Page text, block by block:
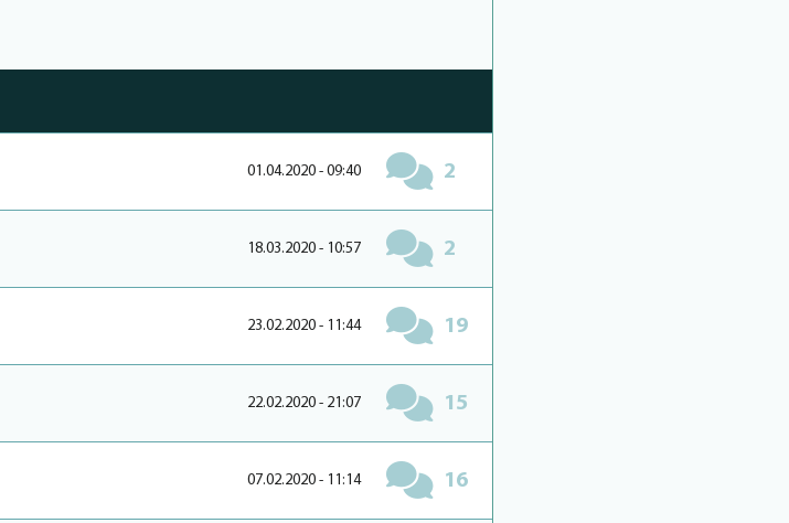
01.04.2020 - 09:40 2
18.03.2020 - 10:57 2
23.02.2020 - 11:44 19
22.02.2020 - 21:07 15
07.02.2020 - 11:14 16